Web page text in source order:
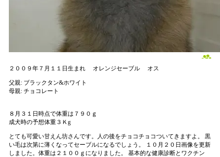
２００９年７月１１日生まれ オレンジセーブル オス
父親: ブラックタン&ホワイト
母親: チョコレート
８月３１日時点で体重は７９０ｇ
成犬時の予想体重３Ｋg
とても可愛い甘えん坊さんです。人の後をチョコチョコついてきますよ。 黒
い毛は次第に薄くなってセーブルになるでしょう。
１０月２０日画像を更新
しました。体重は２１００ｇになりました。 基本的な健康診断とワクチン